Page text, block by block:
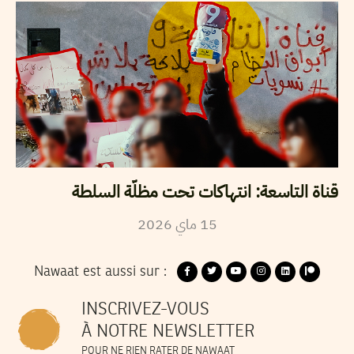
قناة التاسعة: انتهاكات تحت مظلّة السلطة
15 ماي2026
Nawaat est aussi sur :
INSCRIVEZ-VOUS
À NOTRE NEWSLETTER
POUR NE RIEN RATER DE NAWAAT